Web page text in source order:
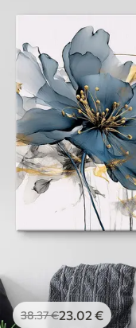
38.37€23.02 €